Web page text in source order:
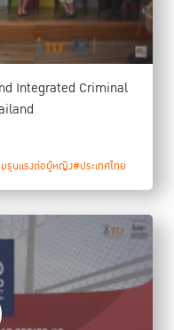
Integrated Criminal
รุนแรงต่อผู้หญิง#ประเทศไทย